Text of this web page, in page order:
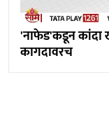
'नाफेड'कडून कांदा
कागदावरच